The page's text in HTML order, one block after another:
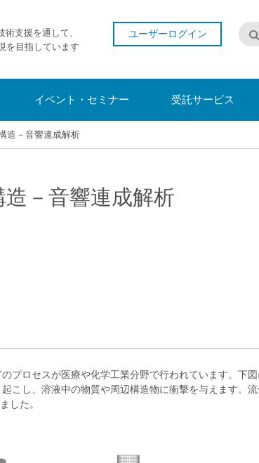
支援を通して、
を目指しています
ユーザーログイン
イベント・セミナー 受託サービス
造－音響連成解析
－音響連成解析
プロセスが医療や化学工業分野で行われています。下
こし、溶液中の物質や周辺構造物に衝撃を与えます。
した。